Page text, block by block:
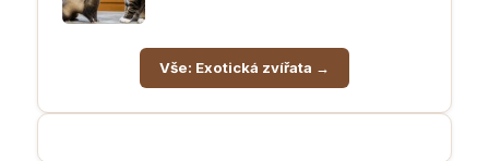
Vše: Exotická zvířata →